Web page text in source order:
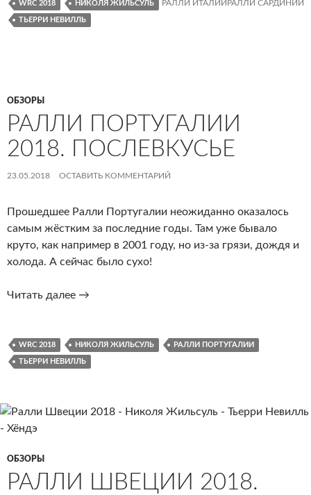
Послевкусье.
WRC 2018 НИКОЛЯ ЖИЛЬСУЛЬ РАЛЛИ ИТАЛИИРАЛЛИ САРДИНИИ
ТЬЕРРИ НЕВИЛЛЬ
ОБЗОРЫ
РАЛЛИ ПОРТУГАЛИИ
2018. ПОСЛЕВКУСЬЕ
23.05.2018 ОСТАВИТЬ КОММЕНТАРИЙ
Прошедшее Ралли Португалии неожиданно оказалось
самым жёстким за последние годы. Там уже бывало
круто, как например в 2001 году, но из-за грязи, дождя и
холода. А сейчас было сухо!
Читать далее Ралли
Послевкусье
→
WRC 2018 НИКОЛЯ ЖИЛЬСУЛЬ РАЛЛИ ПОРТУГАЛИИ
ТЬЕРРИ НЕВИЛЛЬ
ОБЗОРЫ
РАЛЛИ ШВЕЦИИ 2018.